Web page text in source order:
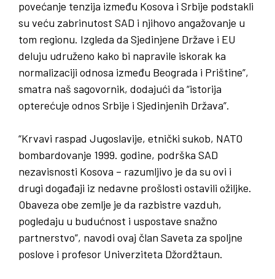
povećanje tenzija između Kosova i Srbije podstakli
su veću zabrinutost SAD i njihovo angažovanje u
tom regionu. Izgleda da Sjedinjene Države i EU
deluju udruženo kako bi napravile iskorak ka
normalizaciji odnosa između Beograda i Prištine”,
smatra naš sagovornik, dodajući da “istorija
opterećuje odnos Srbije i Sjedinjenih Država”.
“Krvavi raspad Jugoslavije, etnički sukob, NATO
bombardovanje 1999. godine, podrška SAD
nezavisnosti Kosova – razumljivo je da su ovi i
drugi događaji iz nedavne prošlosti ostavili ožiljke.
Obaveza obe zemlje je da razbistre vazduh,
pogledaju u budućnost i uspostave snažno
partnerstvo”, navodi ovaj član Saveta za spoljne
poslove i profesor Univerziteta Džordžtaun.